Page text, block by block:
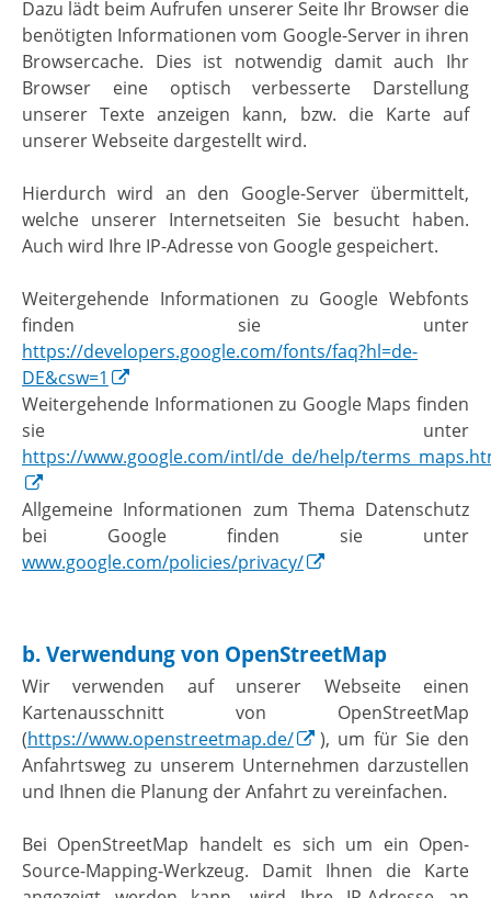
Dazu lädt beim Aufrufen unserer Seite Ihr Browser die
benötigten Informationen vom Google-Server in ihren
Browsercache. Dies ist notwendig damit auch Ihr
Browser eine optisch verbesserte Darstellung
unserer Texte anzeigen kann, bzw. die Karte auf
unserer Webseite dargestellt wird.
Hierdurch wird an den Google-Server übermittelt,
welche unserer Internetseiten Sie besucht haben.
Auch wird Ihre IP-Adresse von Google gespeichert.
Weitergehende Informationen zu Google Webfonts
finden sie unter
https://developers.google.com/fonts/faq?hl=de-
DE&csw=1
Weitergehende Informationen zu Google Maps finden
sie unter
https://www.google.com/intl/de_de/help/
Allgemeine Informationen zum Thema Datenschutz
bei Google finden sie unter
www.google.com/policies/privacy/
b. Verwendung von OpenStreetMap
Wir verwenden auf unserer Webseite einen
Kartenausschnitt von OpenStreetMap
(https://www.openstreetmap.de/
), um für Sie den
Anfahrtsweg zu unserem Unternehmen darzustellen
und Ihnen die Planung der Anfahrt zu vereinfachen.
Bei OpenStreetMap handelt es sich um ein Open-
Source-Mapping-Werkzeug. Damit Ihnen die Karte